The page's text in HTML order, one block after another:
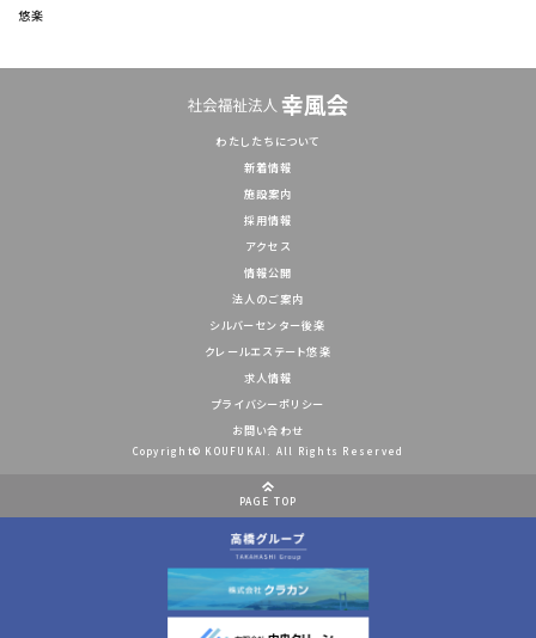
悠楽
わたしたちについて
新着情報
施設案内
採用情報
アクセス
情報公開
法人のご案内
シルバーセンター後楽
クレールエステート悠楽
求人情報
プライバシーポリシー
お問い合わせ
Copyright© KOUFUKAI. All Rights Reserved
PAGE TOP